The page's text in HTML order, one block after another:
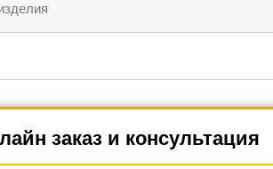
заказ и консультация